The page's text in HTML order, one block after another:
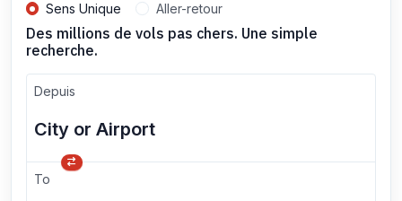
Sens Unique Aller-retour
Des millions de vols pas chers. Une simple
recherche.
Depuis
To